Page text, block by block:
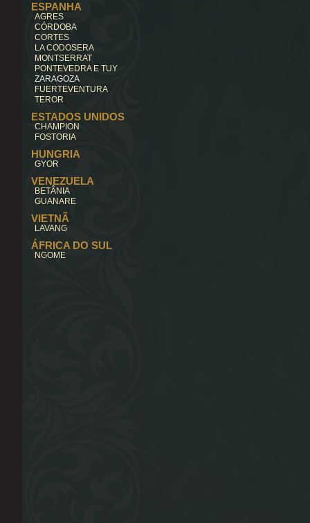
ESPANHA
AGRES
CÓRDOBA
CORTES
LA CODOSERA
MONTSERRAT
PONTEVEDRA E TUY
ZARAGOZA
FUERTEVENTURA
TEROR
ESTADOS UNIDOS
CHAMPION
FOSTORIA
HUNGRIA
GYOR
VENEZUELA
BETÂNIA
GUANARE
VIETNÃ
LAVANG
ÁFRICA DO SUL
NGOME